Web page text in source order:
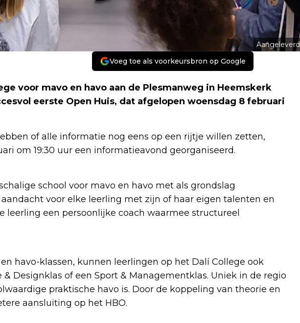
Aangeleverd
Voeg toe als voorkeursbron op Google
voor mavo en havo aan de Plesmanweg in Heemskerk
eerste Open Huis, dat afgelopen woensdag 8 februari
of alle informatie nog eens op een rijtje willen zetten,
om 19:30 uur een informatieavond georganiseerd.
school voor mavo en havo met als grondslag
voor elke leerling met zijn of haar eigen talenten en
leerling een persoonlijke coach waarmee structureel
havo-klassen, kunnen leerlingen op het Dalí College ook
& Designklas of een Sport & Managementklas. Uniek in de regio
praktische havo is. Door de koppeling van theorie en
aansluiting op het HBO.